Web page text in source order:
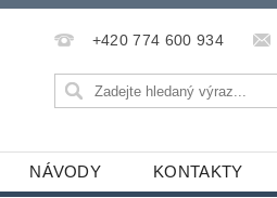
+420 774 600 934
NÁVODY KONTAKTY